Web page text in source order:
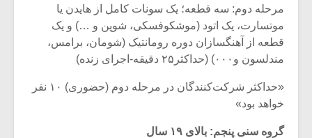
مرحله دوم: سه قطعه؛ یک سونات کامل از هایدن یا
موتسارت، یک اتود (موشکوفسکی، شوپن و …) و یک
قطعه از آهنگسازان دوره رومانتیک (شومان، برامس،
مندلسون و۰۰۰) (حداکثر۲۵ دقیقه-اجرای زنده)
«حداکثر شرکت‌کنندگان در مرحله دوم (حضوری) ۱۰ نفر
خواهد بود»
گروه سنی پنجم: بالای ۱۹ سال